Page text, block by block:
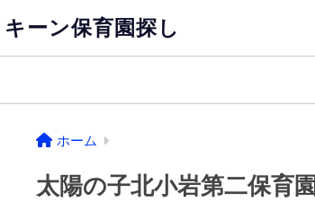
キーン保育園探し
ホーム
太陽の子北小岩第二保育園